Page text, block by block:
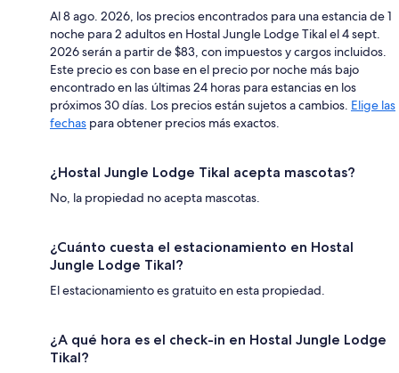
Al 8 ago. 2026, los precios encontrados para una estancia de 1
noche para 2 adultos en Hostal Jungle Lodge Tikal el 4 sept.
2026 serán a partir de $83, con impuestos y cargos incluidos.
Este precio es con base en el precio por noche más bajo
encontrado en las últimas 24 horas para estancias en los
próximos 30 días. Los precios están sujetos a cambios. Elige las
fechas para obtener precios más exactos.
¿Hostal Jungle Lodge Tikal acepta mascotas?
No, la propiedad no acepta mascotas.
¿Cuánto cuesta el estacionamiento en Hostal
Jungle Lodge Tikal?
El estacionamiento es gratuito en esta propiedad.
¿A qué hora es el check-in en Hostal Jungle Lodge
Tikal?